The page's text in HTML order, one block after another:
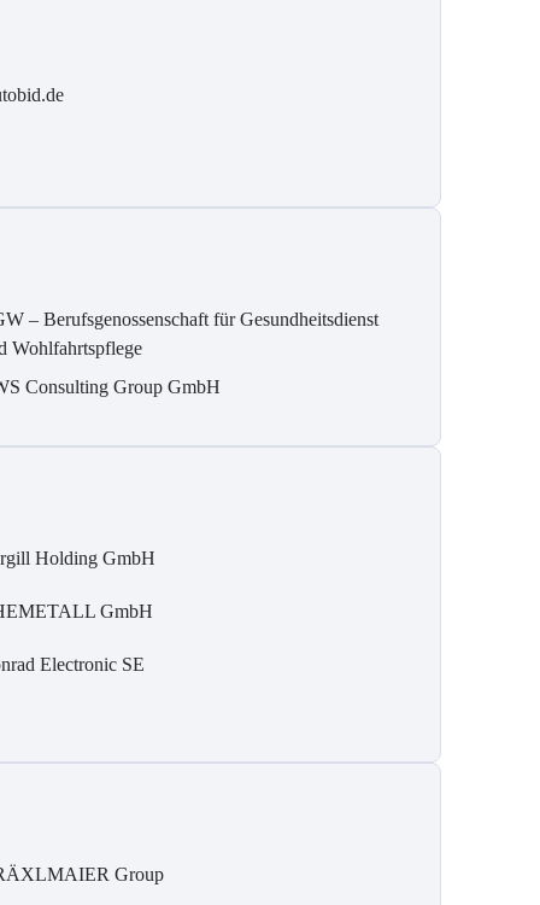
– Berufsgenossenschaft für Gesundheitsdienst
Wohlfahrtspflege
Consulting Group GmbH
Holding GmbH
GmbH
Electronic SE
Group